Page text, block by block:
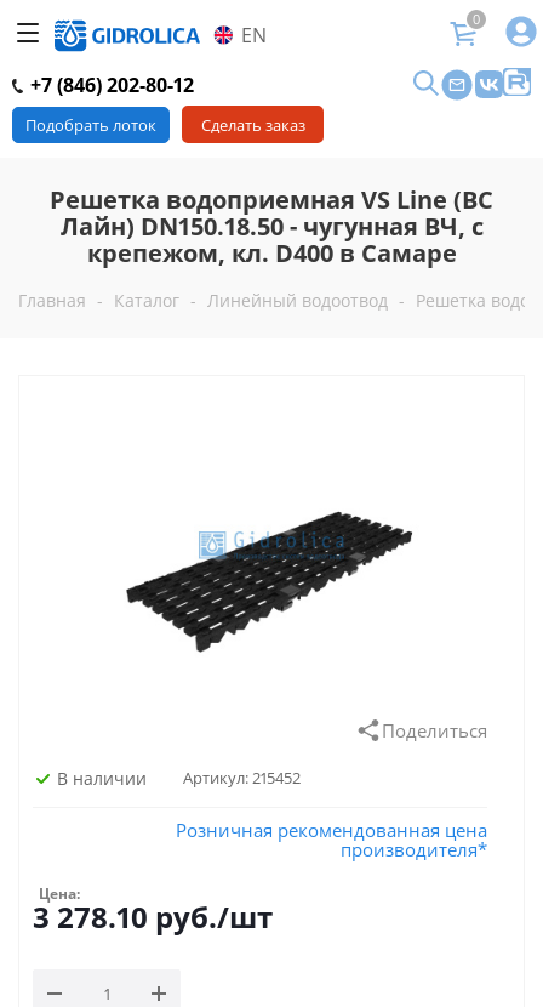
EN
0
+7 (846) 202-80-12
Подобрать лоток Сделать заказ
Решетка водоприемная VS Line (ВС
Лайн) DN150.18.50 - чугунная ВЧ, с
крепежом, кл. D400 в Самаре
Главная - Каталог - Линейный водоотвод - Решетка
Поделиться
В наличии Артикул:215452
Розничная рекомендованная цена
производителя*
Цена:
3 278.10 руб./шт